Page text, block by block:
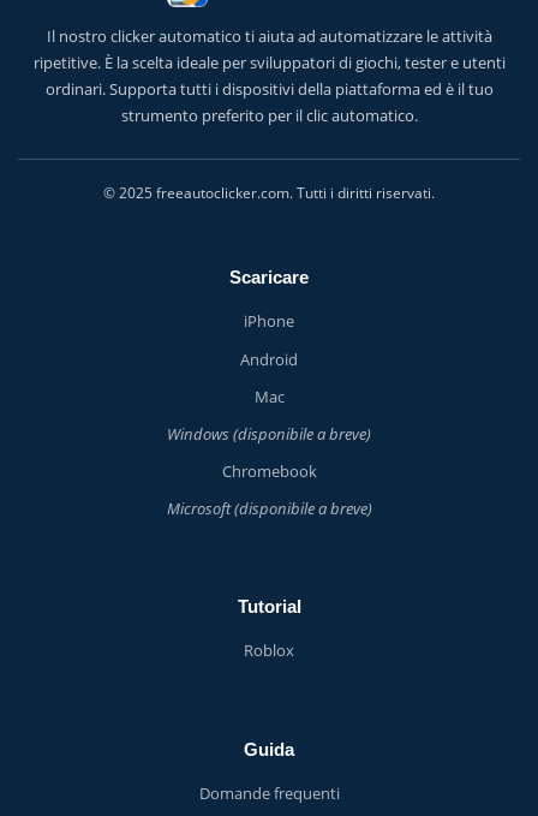
Il nostro clicker automatico ti aiuta ad automatizzare le attività
ripetitive. È la scelta ideale per sviluppatori di giochi, tester e utenti
ordinari. Supporta tutti i dispositivi della piattaforma ed è il tuo
strumento preferito per il clic automatico.
© 2025 freeautoclicker.com. Tutti i diritti riservati.
Scaricare
iPhone
Android
Mac
Windows (disponibile a breve)
Chromebook
Microsoft (disponibile a breve)
Tutorial
Roblox
Guida
Domande frequenti